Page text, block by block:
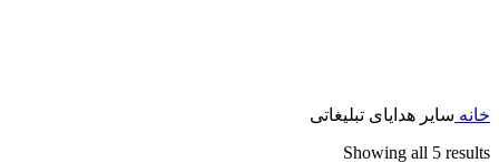
خانه سایر هدایای تبلیغاتی
Showing all 5 results